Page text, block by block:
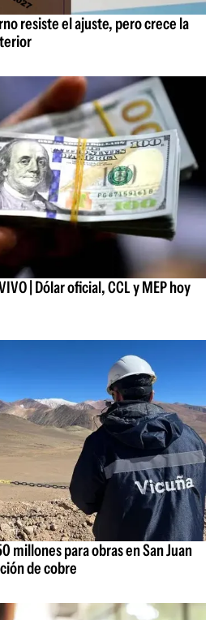
resiste el ajuste, pero crece la
| Dólar oficial, CCL y MEP hoy
millones para obras en San Juan
de cobre